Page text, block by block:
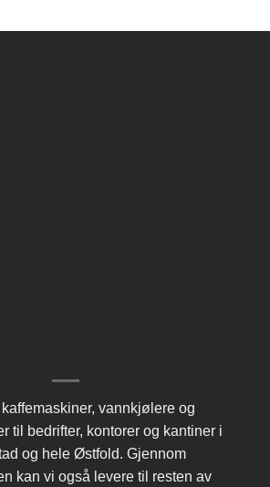
vannkjølere og
til bedrifter, kontorer og kantiner i
og hele Østfold. Gjennom
kan vi også levere til resten av